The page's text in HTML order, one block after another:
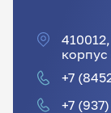
+7
+7